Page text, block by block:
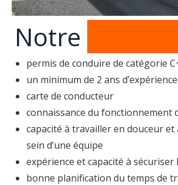
Notre
permis de conduire de catégorie
un minimum de 2 ans d’expérience
carte de conducteur
connaissance du fonctionnement
capacité à travailler en douceur et
sein d’une équipe
expérience et capacité à sécuriser
bonne planification du temps de